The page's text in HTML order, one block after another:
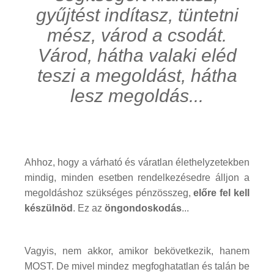
gyűjtést indítasz, tüntetni
mész, várod a csodát.
Várod, hátha valaki eléd
teszi a megoldást, hátha
lesz megoldás...
Ahhoz, hogy a várható és váratlan élethelyzetekben
mindig, minden esetben rendelkezésedre álljon a
megoldáshoz szükséges pénzösszeg,előre fel kell
készülnöd . Ez az öngondoskodás...
Vagyis, nem akkor, amikor bekövetkezik, hanem
MOST. De mivel mindez megfoghatatlan és talán be